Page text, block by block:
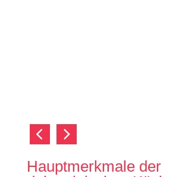
Hauptmerkmale der